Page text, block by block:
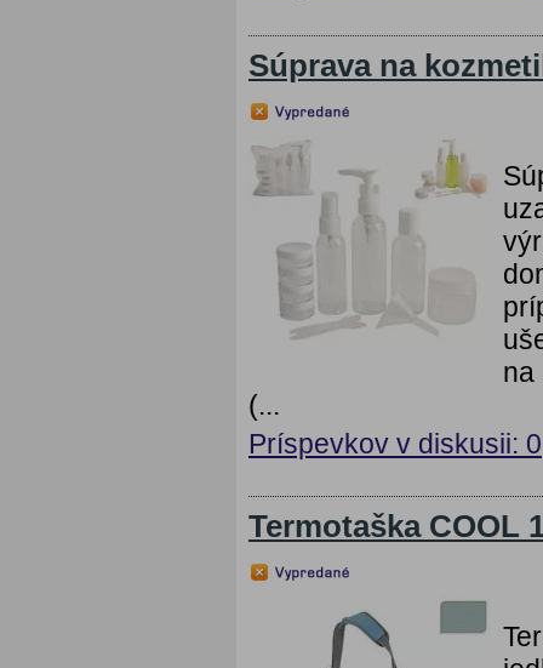
Súprava na
na
(...
Príspevkov v diskusii: 0
Termotaška COOL